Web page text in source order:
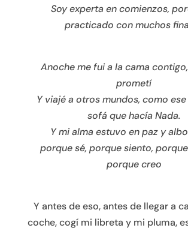
Soy experta en comienzos,
practicado con muchos
Anoche me fui a la cama
prometí
Y viajé a otros mundos, como
sofá que hacía Nada.
Y mi alma estuvo en paz y
porque sé, porque siento,
porque creo
Y antes de eso, antes de llegar a
coche, cogí mi libreta y mi pluma,